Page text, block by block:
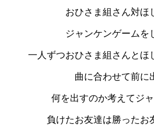
おひさま組さん対ほ
ジャンケンゲームを
一人ずつおひさま組さんとほ
曲に合わせて前に
何を出すのか考えてジャ
負けたお友達は勝ったお